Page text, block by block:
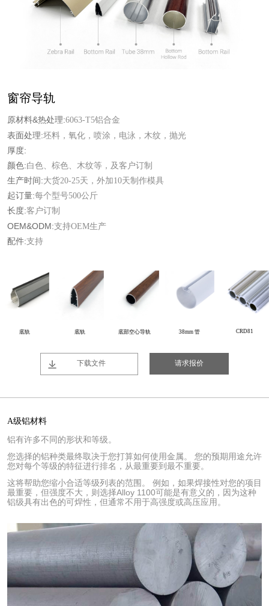
窗帘导轨
原材料&热处理:6063-T5铝合金
表面处理:坯料，氧化，喷涂，电泳，木纹，抛光
厚度:
颜色:白色、棕色、木纹等，及客户订制
生产时间:大货20-25天，外加10天制作模具
起订量:每个型号500公斤
长度:客户订制
OEM&ODM:支持OEM生产
配件:支持
底轨 底轨 底部空心导轨 38mm 管 CRD81
下载文件 请求报价
A级铝材料
铝有许多不同的形状和等级。
您选择的铝种类最终取决于您打算如何使用金属。 您的预期用途允许
您对每个等级的特征进行排名，从最重要到最不重要。
这将帮助您缩小合适等级列表的范围。 例如，如果焊接性对您的项目
最重要，但强度不大，则选择Alloy 1100可能是有意义的，因为这种
铝级具有出色的可焊性，但通常不用于高强度或高压应用。